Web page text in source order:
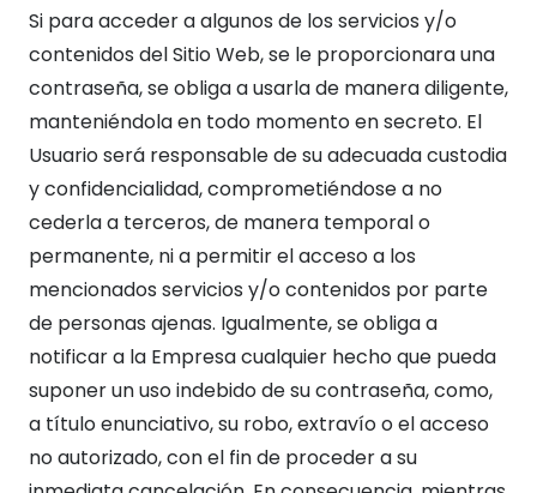
Si para acceder a algunos de los servicios y/o
contenidos del Sitio Web, se le proporcionara una
contraseña, se obliga a usarla de manera diligente,
manteniéndola en todo momento en secreto. El
Usuario será responsable de su adecuada custodia
y confidencialidad, comprometiéndose a no
cederla a terceros, de manera temporal o
permanente, ni a permitir el acceso a los
mencionados servicios y/o contenidos por parte
de personas ajenas. Igualmente, se obliga a
notificar a la Empresa cualquier hecho que pueda
suponer un uso indebido de su contraseña, como,
a título enunciativo, su robo, extravío o el acceso
no autorizado, con el fin de proceder a su